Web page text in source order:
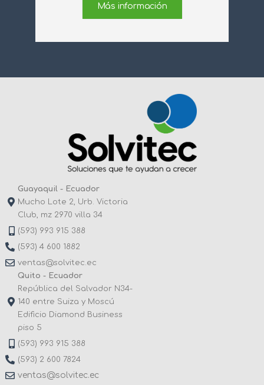
Más información
Guayaquil - Ecuador
Mucho Lote 2, Urb. Victoria
Club, mz 2970 villa 34
(593) 993 915 388
(593) 4 600 1882
ventas@solvitec.ec
Quito - Ecuador
República del Salvador N34-
140 entre Suiza y Moscú
Edificio Diamond Business
piso 5
(593) 993 915 388
(593) 2 600 7824
ventas@solvitec.ec